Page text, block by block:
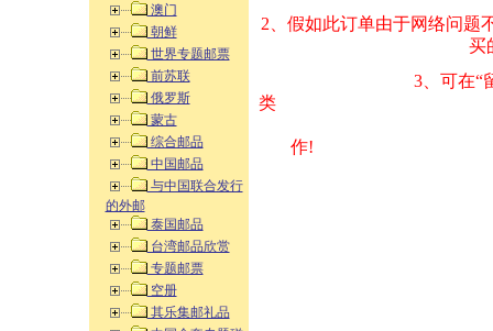
澳门
朝鲜
世界专题邮票
前苏联
俄罗斯
蒙古
综合邮品
中国邮品
与中国联合发行
的外邮
泰国邮品
台湾邮品欣赏
专题邮票
空册
其乐集邮礼品
2、假如此订单由
买的邮品的“
3、可在“
类 方式告之
作!